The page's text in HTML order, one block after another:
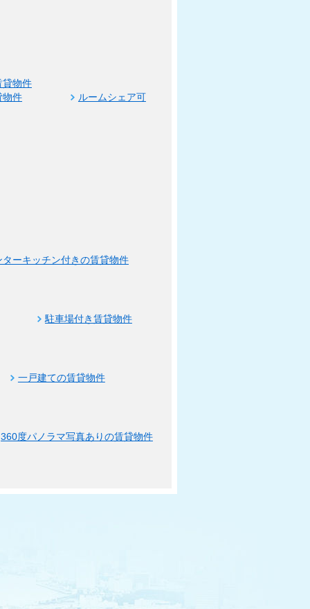
貸物件
物件
ルームシェア可
ターキッチン付きの賃貸物件
駐車場付き賃貸物件
一戸建ての賃貸物件
360度パノラマ写真ありの賃貸物件